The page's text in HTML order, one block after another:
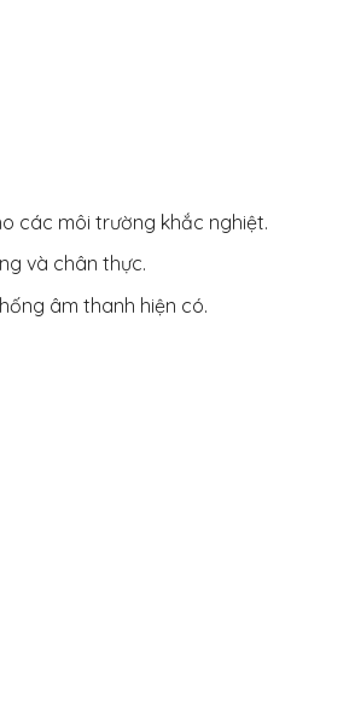
các môi trường khắc nghiệt.
và chân thực.
âm thanh hiện có.